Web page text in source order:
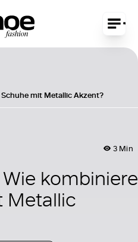
mit Metallic Akzent?
3 Min
kombiniere
Metallic